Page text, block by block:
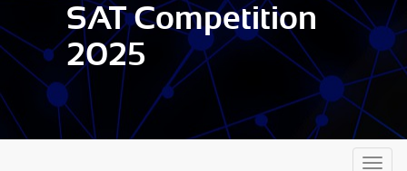
SAT Competition
2025